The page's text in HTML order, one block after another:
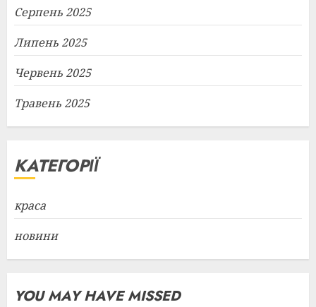
Серпень 2025
Липень 2025
Червень 2025
Травень 2025
КАТЕГОРІЇ
краса
новини
YOU MAY HAVE MISSED